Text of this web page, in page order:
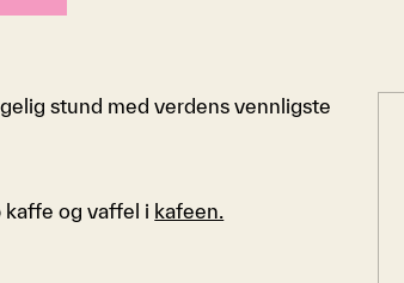
stund med verdens vennligste
kaffe og vaffel i kafeen.